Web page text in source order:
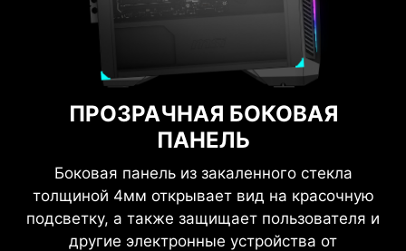
ПРОЗРАЧНАЯ БОКОВАЯ
ПАНЕЛЬ
Боковая панель из закаленного стекла
толщиной 4мм открывает вид на красочную
подсветку, а также защищает пользователя и
другие электронные устройства от